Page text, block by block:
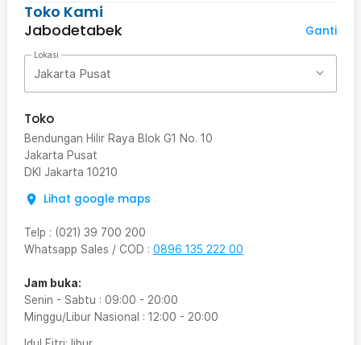
Toko Kami
Jabodetabek
Ganti
Lokasi
Jakarta Pusat
Toko
Bendungan Hilir Raya Blok G1 No. 10
Jakarta Pusat
DKI Jakarta 10210
Lihat google maps
Telp : (021) 39 700 200
Whatsapp Sales / COD : 0896 135 222 00
Jam buka:
Senin - Sabtu : 09:00 - 20:00
Minggu/Libur Nasional : 12:00 - 20:00